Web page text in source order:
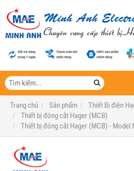
Trang chủ
Sản phẩm
Thiết Bị điện
Thiết bị đóng cắt Hager (MCB)
Thiết bị đóng cắt Hager (MCB) - Model